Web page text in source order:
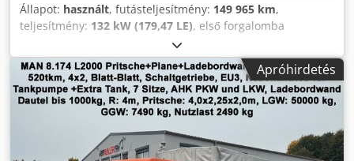
Állapot: használt, futásteljesítmény: 149 965 km,
teljesítmény: 132 kW (179,47 LE), első forgalomba
, üzemanyagtípus:
6 230 kg, maximális teherbírás:3 770 kg, össztömeg:
10 000 kg, tengelyelrendezés:4x2, tengelytáv:3 000 mm,
következő vizsga (TÜV):10/2026, fékek:motorfék, szín:
narancssárga, vezetőfülke:nappali fülke, hajtástípus:
2 533 h, Felszereltség:ABS, differenciálzár,
Apróhirdetés